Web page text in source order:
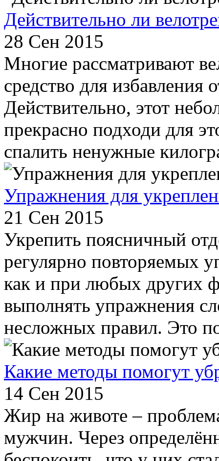
Действительно ли
28 Сен 2015
Многие рассматривают
средство для избавления
Действительно, этот
прекрасно подходи для
спалить ненужные
Упражнения для
21 Сен 2015
Укрепить поясничный
регулярно повторяемых
как и при любых других
выполнять упражнения
несложных правил. Это
Какие методы помогут
14 Сен 2015
Жир на животе –
мужчин. Через